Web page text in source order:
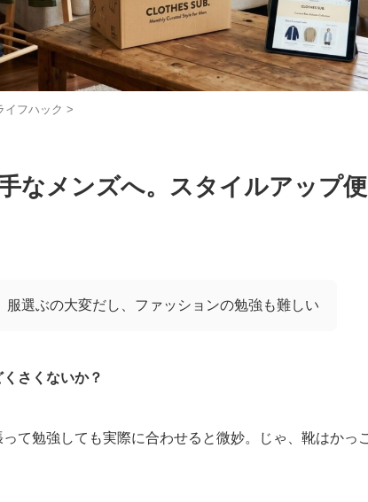
イフハック >
なメンズへ。スタイルアップ
服選ぶの大変だし、ファッションの勉強も難しい
さくないか？
て勉強しても実際に合わせると微妙。じゃ、靴はかっ